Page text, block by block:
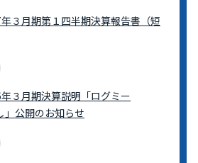
３月期第１四半期決算報告書（短
３月期決算説明「ログミー
」公開のお知らせ